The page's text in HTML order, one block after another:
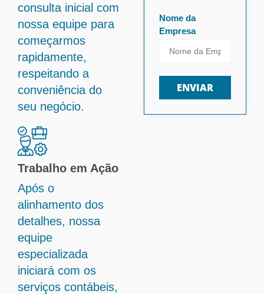
consulta inicial com
nossa equipe para
começarmos
rapidamente,
respeitando a
conveniência do
seu negócio.
Trabalho em Ação
Após o
alinhamento dos
detalhes, nossa
equipe
especializada
iniciará com os
serviços contábeis,
Nome da
Empresa
ENVIAR